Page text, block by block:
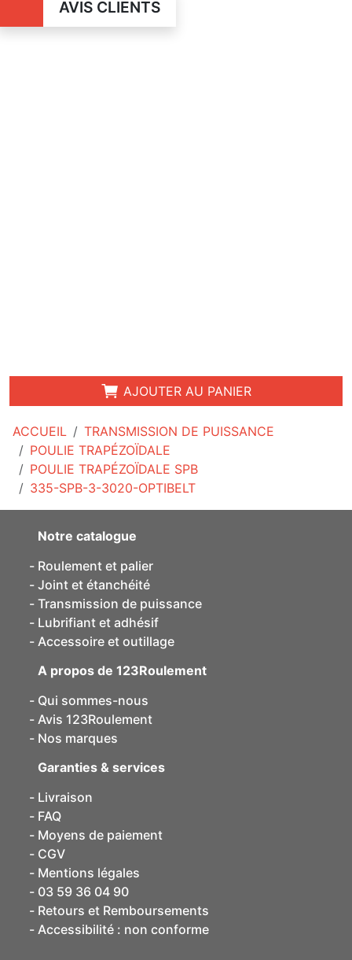
ACCUEIL
TRANSMISSION DE PUISSANCE
POULIE TRAPÉZOÏDALE
POULIE TRAPÉZOÏDALE SPB
335-SPB-3-3020-OPTIBELT
AVIS CLIENTS
AJOUTER AU PANIER
Notre catalogue
Roulement et palier
Joint et étanchéité
Transmission de puissance
Lubrifiant et adhésif
Accessoire et outillage
A propos de 123Roulement
Qui sommes-nous
Avis 123Roulement
Nos marques
Garanties & services
Livraison
FAQ
Moyens de paiement
CGV
Mentions légales
03 59 36 04 90
Retours et Remboursements
Accessibilité : non conforme